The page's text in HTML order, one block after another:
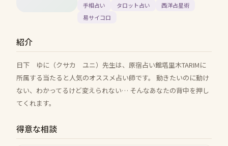
手相占い タロット占い
西洋占星術
易サイコロ
紹介
日下 ゆに（クサカ ユニ）先生は、原宿占い館塔里木TARIMに
所属する当たると人気のオススメ占い師です。 動きたいのに動け
ない、わかってるけど変えられない… そんなあなたの背中を押し
てくれます。
得意な相談